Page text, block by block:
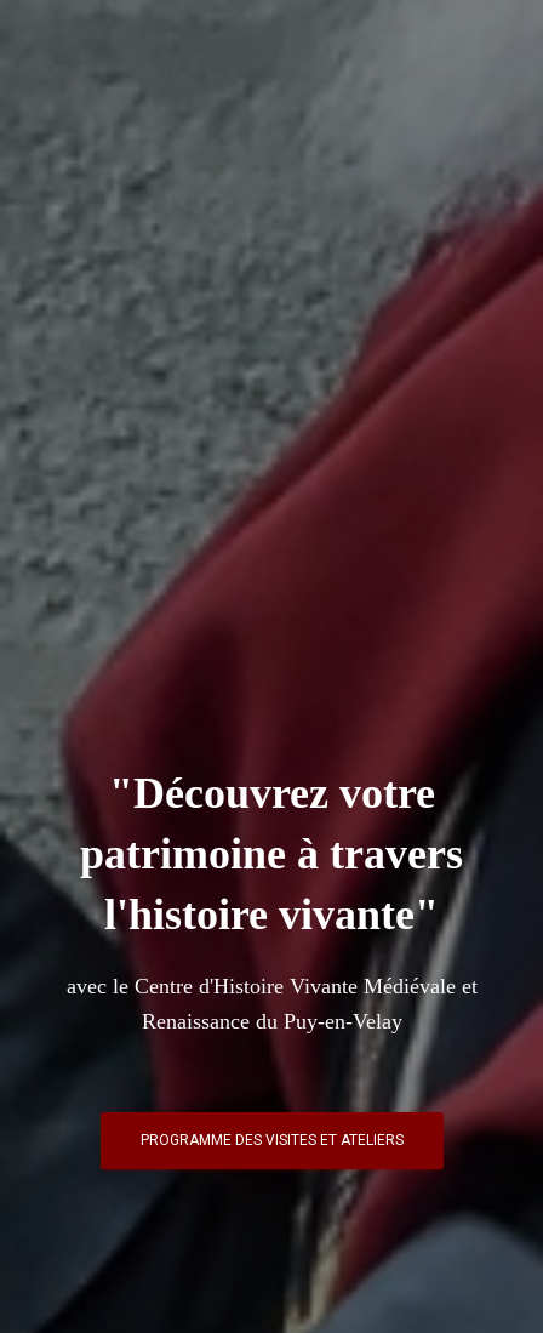
"Découvrez votre
patrimoine à travers
l'histoire vivante"
avec le Centre d'Histoire Vivante Médiévale et
Renaissance du Puy-en-Velay
PROGRAMME DES VISITES ET ATELIERS